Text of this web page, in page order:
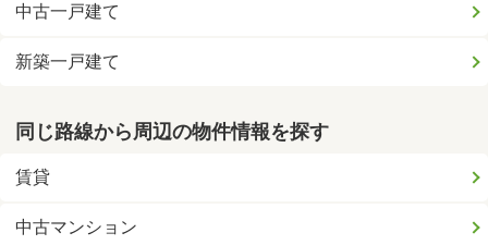
中古一戸建て
新築一戸建て
同じ路線から周辺の物件情報を探す
賃貸
中古マンション